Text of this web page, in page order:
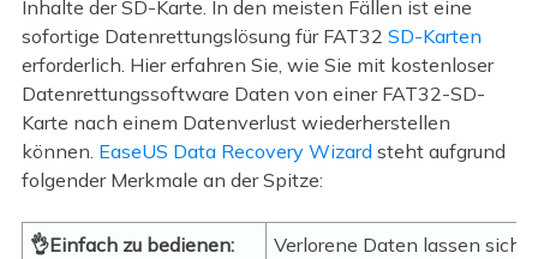
Inhalte der SD-Karte. In den meisten Fällen ist eine
sofortige Datenrettungslösung für FAT32 SD-Karten
erforderlich. Hier erfahren Sie, wie Sie mit kostenloser
Datenrettungssoftware Daten von einer FAT32-SD-
Karte nach einem Datenverlust wiederherstellen
können. EaseUS Data Recovery Wizard steht aufgrund
folgender Merkmale an der Spitze:
👌Einfach zu bedienen:
Verlorene Daten lassen sich